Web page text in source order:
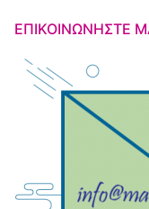
ΕΠΙΚΟΙΝΩΝΉΣΤΕ